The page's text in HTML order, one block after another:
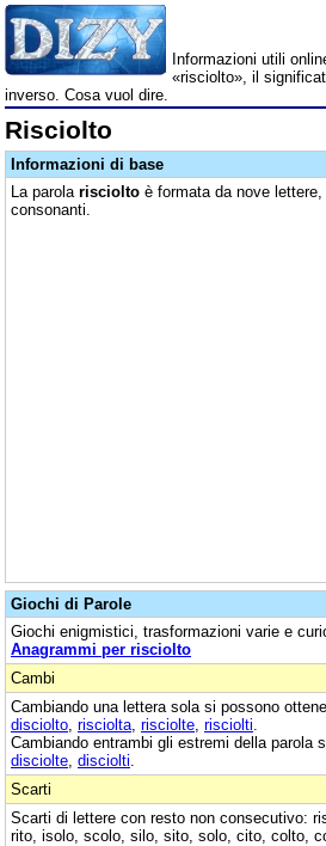
Informazioni utili
«risciolto», il
inverso. Cosa vuol dire.
Risciolto
Informazioni di base
La parola risciolto è formata da nove
consonanti.
Giochi di Parole
Giochi enigmistici, trasformazioni varie e
Anagrammi per risciolto
Cambi
Cambiando una lettera sola si possono
disciolto risciolta risciolte risciolti
Cambiando entrambi gli estremi della parola
disciolte disciolti
Scarti
Scarti di lettere con resto non consecutivo:
rito, isolo, scolo, silo, sito, solo, cito, colto,